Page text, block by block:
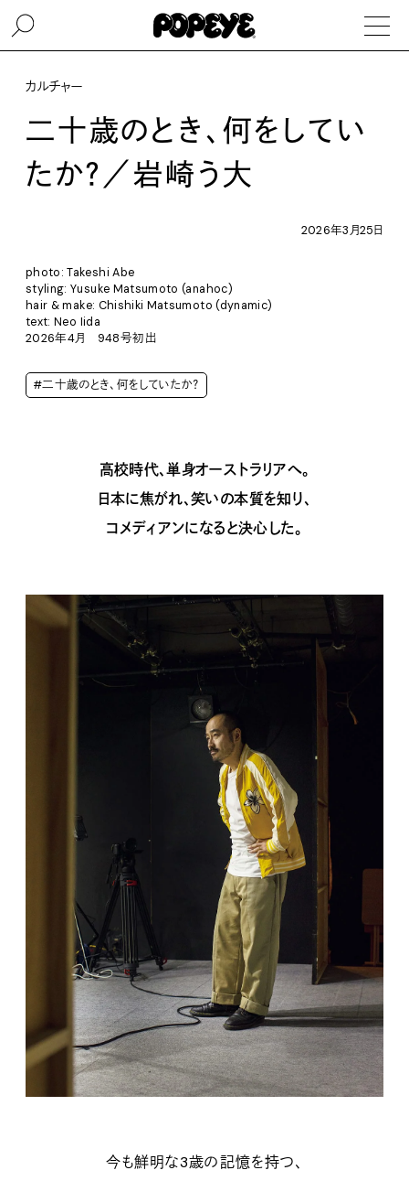
カルチャー
二十歳のとき、何をしてい
たか？／岩崎う大
2026年3月25日
photo: Takeshi Abe
styling: Yusuke Matsumoto (anahoc)
hair & make: Chishiki Matsumoto (dynamic)
text: Neo Iida
2026年4月 948号初出
#二十歳のとき、何をしていたか？
高校時代、単身オーストラリアへ。
日本に焦がれ、笑いの本質を知り、
コメディアンになると決心した。
今も鮮明な3歳の記憶を持つ、